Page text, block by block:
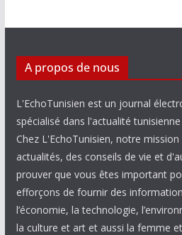
A propos de nous
L'EchoTunisien est un journal
spécialisé dans l'actualité
Chez L'EchoTunisien, notre
actualités, des conseils de vie et
prouver que vous êtes important
efforçons de fournir des
l’économie, la technologie,
la culture et art et aussi la femme